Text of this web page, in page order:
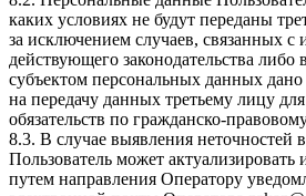
каких условиях не будут переданы
за исключением случаев, связанных с
действующего законодательства либо
субъектом персональных данных дано
на передачу данных третьему лицу
обязательств по гражданско-
8.3. В случае выявления неточностей
Пользователь может актуализировать
путем направления Оператору